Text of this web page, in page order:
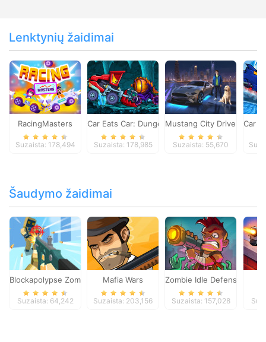
Lenktynių žaidimai
RacingMasters
Suzaista: 178,494
Car Eats Car: Dungeon Adventure
Suzaista: 178,985
Mustang City Driver
Suzaista: 55,670
Car
Šaudymo žaidimai
Blockapolypse Zombie Shooter
Suzaista: 64,242
Mafia Wars
Suzaista: 203,156
Zombie Idle Defense
Suzaista: 157,028